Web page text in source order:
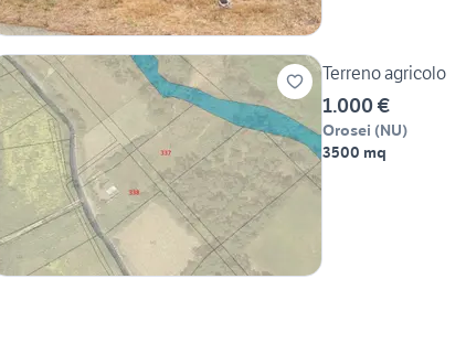
Terreno agricolo
1.000 €
Orosei (NU)
3500 mq